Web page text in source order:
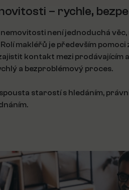
– rychle,
není jednoduchá věc,
makléřů je především
kontakt mezi prodávajícím
a bezproblémový proces.
starostí s hledáním,